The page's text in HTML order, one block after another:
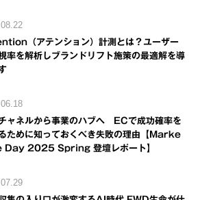
（アテンション）計測とは？ユーザー
率を解析しブランドリフト施策の最適解を導
ャネルから事業のハブへ ECで成功確率を
るために知っておくべき失敗の理由【Marke
Day 2025 Spring 登壇レポート】